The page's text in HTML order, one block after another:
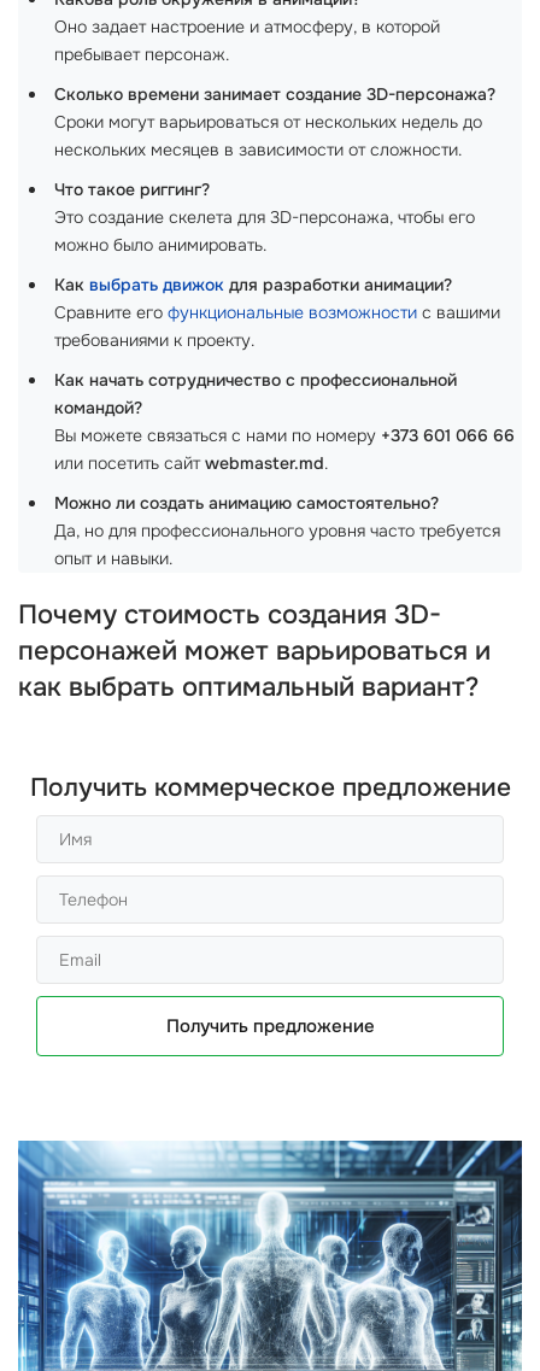
Оно задает настроение и атмосферу, в которой
пребывает персонаж.
Сколько времени занимает создание 3D-персонажа?
Сроки могут варьироваться от нескольких недель до
нескольких месяцев в зависимости от сложности.
Что такое риггинг?
Это создание скелета для 3D-персонажа, чтобы его
можно было анимировать.
Как выбрать движок для разработки анимации?
Сравните его функциональные возможности с вашими
требованиями к проекту.
Как начать сотрудничество с профессиональной
командой?
Вы можете связаться с нами по номеру +373 601 066 66
или посетить сайтwebmaster.md.
Можно ли создать анимацию самостоятельно?
Да, но для профессионального уровня часто требуется
опыт и навыки.
Почему стоимость создания 3D-
персонажей может варьироваться и
как выбрать оптимальный вариант?
Получить коммерческое предложение
Получить предложение